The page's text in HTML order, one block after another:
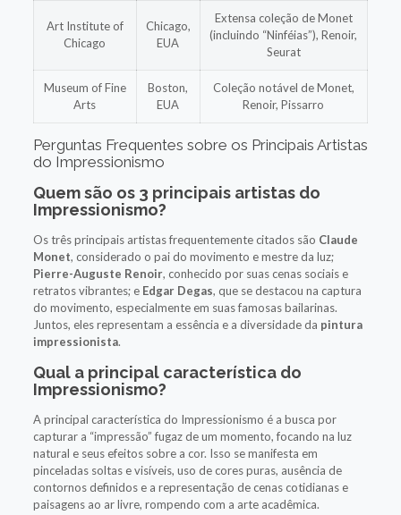
Art Institute of
Chicago
Chicago,
EUA
Extensa coleção de Monet
(incluindo “Ninféias”), Renoir,
Seurat
Museum of Fine
Arts
Boston,
EUA
Coleção notável de Monet,
Renoir, Pissarro
Perguntas Frequentes sobre os Principais Artistas
do Impressionismo
Quem são os 3 principais artistas do
Impressionismo?
Os três principais artistas frequentemente citados são Claude
Monet, considerado o pai do movimento e mestre da luz;
Pierre-Auguste Renoir, conhecido por suas cenas sociais e
retratos vibrantes; e Edgar Degas, que se destacou na captura
do movimento, especialmente em suas famosas bailarinas.
Juntos, eles representam a essência e a diversidade da pintura
impressionista.
Qual a principal característica do
Impressionismo?
A principal característica do Impressionismo é a busca por
capturar a “impressão” fugaz de um momento, focando na luz
natural e seus efeitos sobre a cor. Isso se manifesta em
pinceladas soltas e visíveis, uso de cores puras, ausência de
contornos definidos e a representação de cenas cotidianas e
paisagens ao ar livre, rompendo com a arte acadêmica.